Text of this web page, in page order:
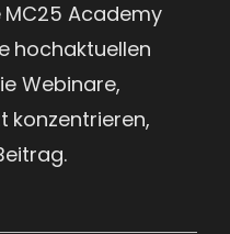
Academy
hochaktuellen
Webinare,
konzentrieren,